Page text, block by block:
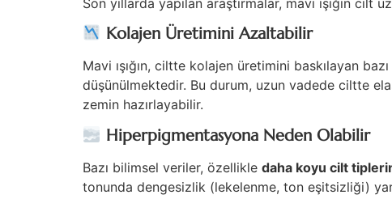
Kolajen Üretimini Azaltabilir
Mavi ışığın, ciltte kolajen üretimini baskılayan
düşünülmektedir. Bu durum, uzun vadede ciltte
zemin hazırlayabilir.
Hiperpigmentasyona Neden Olabilir
Bazı bilimsel veriler, özellikle daha koyu cilt
tonunda dengesizlik (lekelenme, ton eşitsizliği)